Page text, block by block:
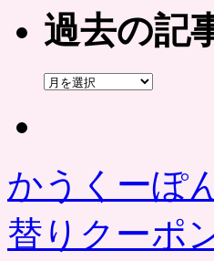
過去の記
過
かうくーぽ
替りクーポ